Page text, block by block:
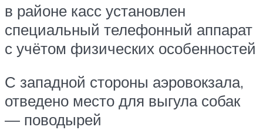
в районе касс установлен
специальный телефонный аппарат
с учётом физических особенностей
С западной стороны аэровокзала,
отведено место для выгула собак
— поводырей